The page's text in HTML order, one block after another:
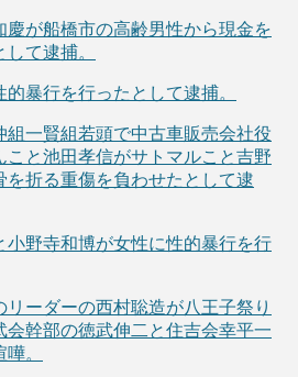
慶が船橋市の高齢男性から現金を
て逮捕。
暴行を行ったとして逮捕。
組一賢組若頭で中古車販売会社役
こと池田孝信がサトマルこと吉野
を折る重傷を負わせたとして逮
小野寺和博が女性に性的暴行を行
リーダーの西村聡造が八王子祭り
会幹部の徳武伸二と住吉会幸平一
。